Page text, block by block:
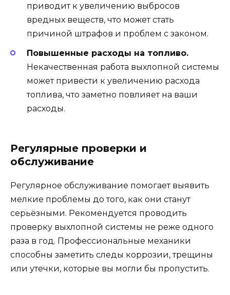
приводит к увеличению выбросов
вредных веществ, что может стать
причиной штрафов и проблем с законом.
Повышенные расходы на топливо.
Некачественная работа выхлопной системы
может привести к увеличению расхода
топлива, что заметно повлияет на ваши
расходы.
Регулярные проверки и
обслуживание
Регулярное обслуживание помогает выявить
мелкие проблемы до того, как они станут
серьёзными. Рекомендуется проводить
проверку выхлопной системы не реже одного
раза в год. Профессиональные механики
способны заметить следы коррозии, трещины
или утечки, которые вы могли бы пропустить.